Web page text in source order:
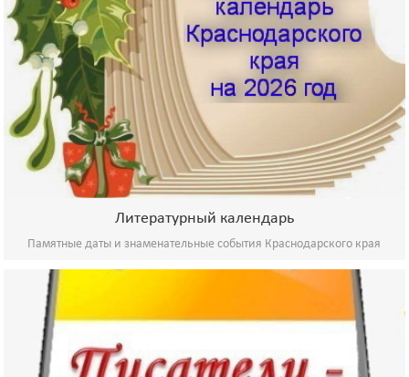
Литературный календарь
Памятные даты и знаменательные события Краснодарского края